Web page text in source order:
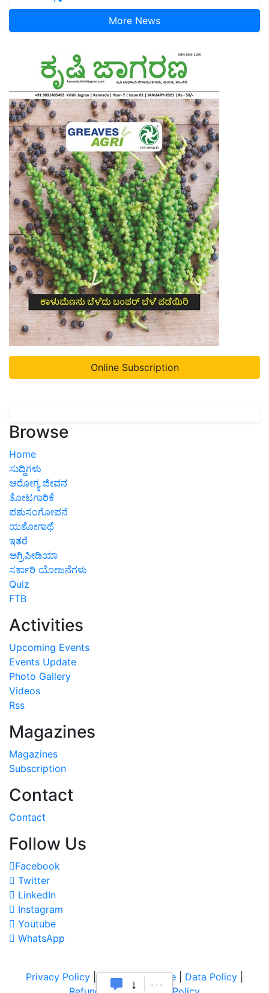
More News
Online Subscription
Browse
Home
ಸುದ್ದಿಗಳು
ಆರೋಗ್ಯ ಜೀವನ
ತೋಟಗಾರಿಕೆ
ಪಶುಸಂಗೋಪನೆ
ಯಶೋಗಾಥೆ
ಇತರೆ
ಅಗ್ರಿಪೀಡಿಯಾ
ಸರ್ಕಾರಿ ಯೋಜನೆಗಳು
Quiz
FTB
Activities
Upcoming Events
Events Update
Photo Gallery
Videos
Rss
Magazines
Magazines
Subscription
Contact
Contact
Follow Us
Facebook
Twitter
LinkedIn
Instagram
Youtube
WhatsApp
Privacy Policy |Terms of Service Data Policy